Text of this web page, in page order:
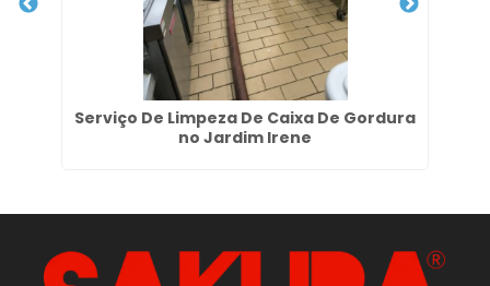
Serviço De Limpeza De Caixa De Gordura
no Jardim Irene